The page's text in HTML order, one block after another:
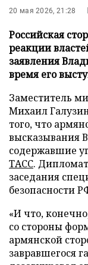
20 мая 2026, 21:28
Российская
реакции
заявления
время его
Заместитель
Михаил
того, что
высказывания
содержавшие
ТАСС. Дипломат
заседания
безопасности
«И что,
со стороны
армянской
завравшегося